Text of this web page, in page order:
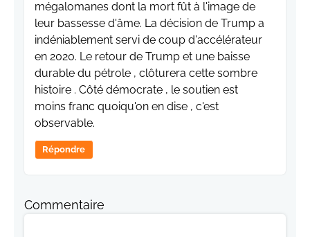
mégalomanes dont la mort fût à l'image de
leur bassesse d'âme. La décision de Trump a
indéniablement servi de coup d'accélérateur
en 2020. Le retour de Trump et une baisse
durable du pétrole , clôturera cette sombre
histoire . Côté démocrate , le soutien est
moins franc quoiqu'on en dise , c'est
observable.
Répondre
Commentaire